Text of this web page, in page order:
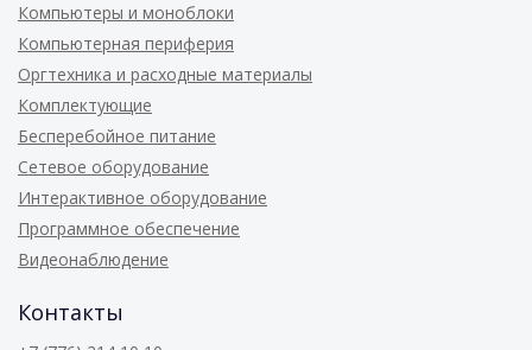
Компьютеры и моноблоки
Компьютерная периферия
Оргтехника и расходные материалы
Комплектующие
Бесперебойное питание
Сетевое оборудование
Интерактивное оборудование
Программное обеспечение
Видеонаблюдение
Контакты